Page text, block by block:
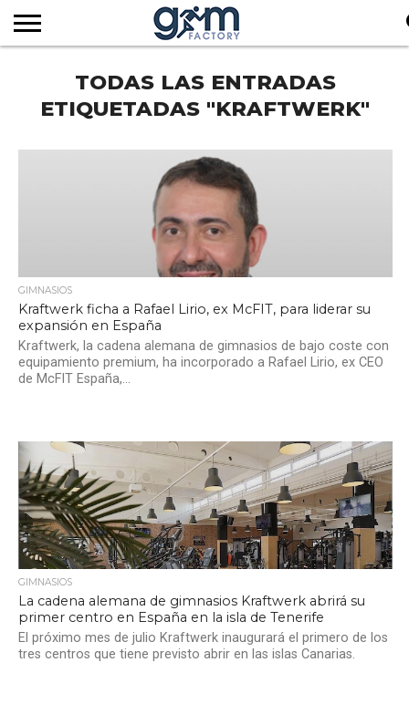
REVISTA
FACTORY
TV
SOCIOS
EMPRESAS
SECTOR
SERVICIOS
AUDIOVISUALES
NOTICIAS
SUSCRIPCIÓN
TODAS LAS ENTRADAS
ETIQUETADAS "KRAFTWERK"
GIMNASIOS
Kraftwerk ficha a Rafael Lirio, ex McFIT, para liderar su
expansión en España
Kraftwerk, la cadena alemana de gimnasios de bajo coste con
equipamiento premium, ha incorporado a Rafael Lirio, ex CEO
de McFIT España,...
GIMNASIOS
La cadena alemana de gimnasios Kraftwerk abrirá su
primer centro en España en la isla de Tenerife
El próximo mes de julio Kraftwerk inaugurará el primero de los
tres centros que tiene previsto abrir en las islas Canarias.